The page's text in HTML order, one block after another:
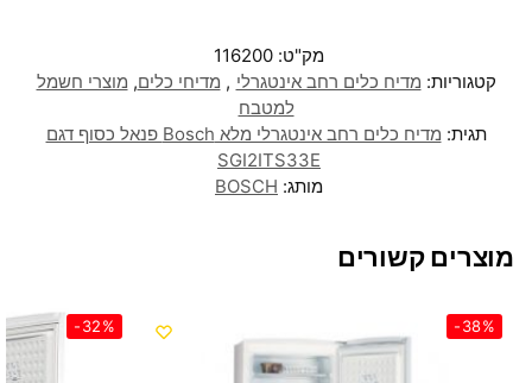
מק"ט: 116200
קטגוריות: מדיח כלים רחב אינטגרלי , מדיחי כלים, מוצרי חשמל
למטבח
תגית:
מדיח כלים ‏רחב אינטגרלי מלא Bosch פנאל כסוף דגם
SGI2ITS33E
מותג: BOSCH
מוצרים קשורים
-38%
-32%